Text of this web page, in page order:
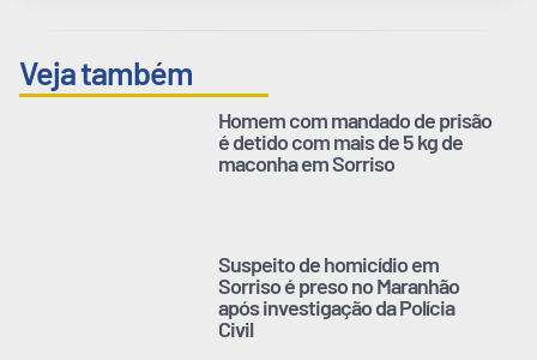
Veja também
Homem com mandado de prisão
é detido com mais de 5 kg de
maconha em Sorriso
Suspeito de homicídio em
Sorriso é preso no Maranhão
após investigação da Polícia
Civil